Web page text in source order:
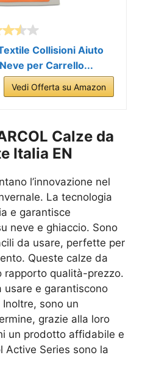
Collisioni Aiuto
per Carrello...
Vedi Offerta su Amazon
Calze da
Italia EN
l’innovazione nel
La tecnologia
e garantisce
neve e ghiaccio. Sono
da usare, perfette per
Queste calze da
rapporto qualità-prezzo.
usare e garantiscono
sono un
grazie alla loro
un prodotto affidabile e
Active Series sono la